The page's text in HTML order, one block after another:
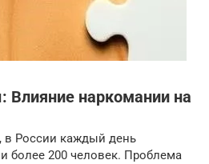
Влияние наркомании на
в России каждый день
более 200 человек. Проблема